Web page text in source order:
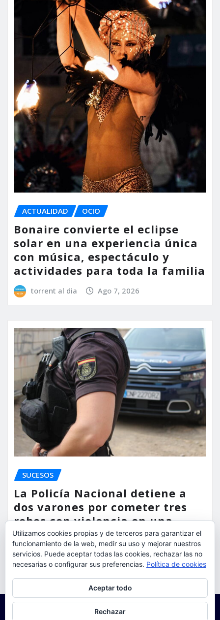
ACTUALIDAD OCIO
Bonaire convierte el eclipse
solar en una experiencia única
con música, espectáculo y
actividades para toda la familia
torrent al dia Ago 7, 2026
SUCESOS
La Policía Nacional detiene a
dos varones por cometer tres
robos con violencia en una
misma mañana
torrent al dia Ago 7, 2026
Utilizamos cookies propias y de terceros para garantizar el
funcionamiento de la web, medir su uso y mejorar nuestros
servicios. Puede aceptar todas las cookies, rechazar las no
necesarias o configurar sus preferencias. Política de cookies
Aceptar todo
Rechazar
Para obtener más información, incluido cómo gestionar las cookies,